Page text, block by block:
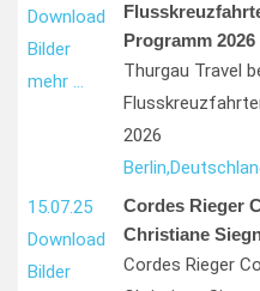
Download
Bilder
mehr …
Programm 2026
Thurgau Travel
2026
Berlin,
15.07.25
Download
Bilder
Cordes Rieger
Christiane
Cordes Rieger